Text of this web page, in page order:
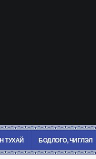
ТУХАЙ БОДЛОГО, ЧИГЛЭЛ